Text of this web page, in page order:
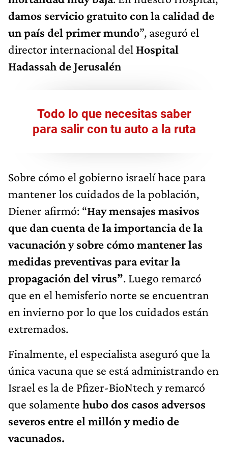
damos servicio gratuito con la calidad de
un país del primer mundo”, aseguró el
director internacional del Hospital
Hadassah de Jerusalén
Todo lo que necesitas saber
para salir con tu auto a la ruta
Sobre cómo el gobierno israelí hace para
mantener los cuidados de la población,
Diener afirmó: “Hay mensajes masivos
que dan cuenta de la importancia de la
vacunación y sobre cómo mantener las
medidas preventivas para evitar la
propagación del virus”. Luego remarcó
que en el hemisferio norte se encuentran
en invierno por lo que los cuidados están
extremados.
Finalmente, el especialista aseguró que la
única vacuna que se está administrando en
Israel es la de Pfizer-BioNtech y remarcó
que solamente hubo dos casos adversos
severos entre el millón y medio de
vacunados.